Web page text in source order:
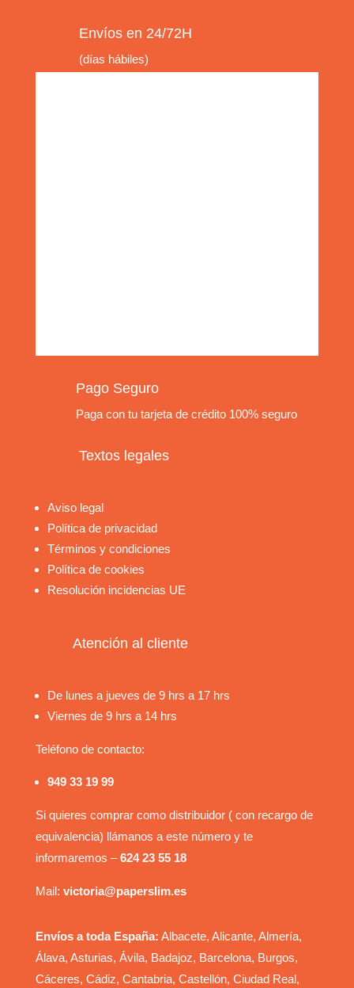
Envíos en 24/72H
(días hábiles)
Pago Seguro
Paga con tu tarjeta de crédito 100% seguro
Textos legales
Aviso legal
Política de privacidad
Términos y condiciones
Política de cookies
Resolución incidencias UE
Atención al cliente
De lunes a jueves de 9 hrs a 17 hrs
Viernes de 9 hrs a 14 hrs
Teléfono de contacto:
949 33 19 99
Si quieres comprar como distribuidor ( con recargo de
equivalencia) llámanos a este número y te
informaremos –624 23 55 18
Mail: victoria@paperslim.es
Envíos a toda España: Albacete, Alicante, Almería,
Álava, Asturias, Ávila, Badajoz, Barcelona, Burgos,
Cáceres, Cádiz, Cantabria, Castellón, Ciudad Real,